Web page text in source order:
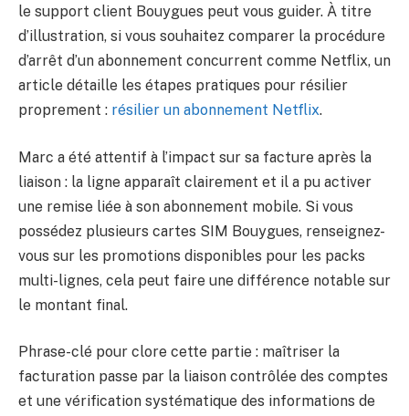
le support client Bouygues peut vous guider. À titre
d’illustration, si vous souhaitez comparer la procédure
d’arrêt d’un abonnement concurrent comme Netflix, un
article détaille les étapes pratiques pour résilier
proprement : résilier un abonnement Netflix.
Marc a été attentif à l’impact sur sa facture après la
liaison : la ligne apparaît clairement et il a pu activer
une remise liée à son abonnement mobile. Si vous
possédez plusieurs cartes SIM Bouygues, renseignez-
vous sur les promotions disponibles pour les packs
multi-lignes, cela peut faire une différence notable sur
le montant final.
Phrase-clé pour clore cette partie : maîtriser la
facturation passe par la liaison contrôlée des comptes
et une vérification systématique des informations de